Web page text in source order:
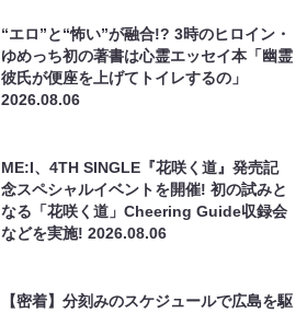
“エロ”と“怖い”が融合!? 3時のヒロイン・
ゆめっち初の著書は心霊エッセイ本「幽霊
彼氏が便座を上げてトイレするの」
2026.08.06
ME:I、4TH SINGLE『花咲く道』発売記
念スペシャルイベントを開催! 初の試みと
なる「花咲く道」Cheering Guide収録会
などを実施!2026.08.06
【密着】分刻みのスケジュールで広島を駆